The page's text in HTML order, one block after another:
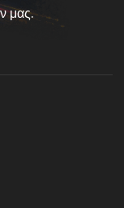
μας.